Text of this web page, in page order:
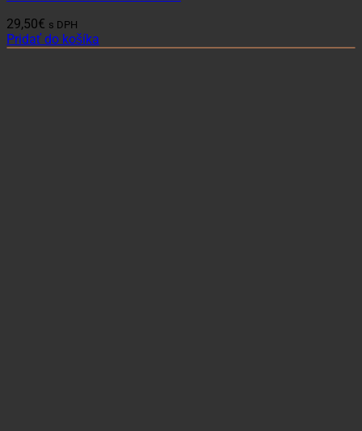
29,50€ s DPH
Pridať do košíka